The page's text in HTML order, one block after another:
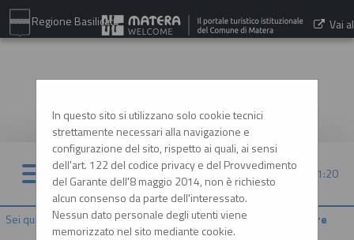
Regione Basilicata Vai al
06/08/2026 11:20
Sei qui: Home»Procedure d'appalto e contratti»Gare e procedure
In questo sito si utilizzano solo cookie tecnici
strettamente necessari alla navigazione e
configurazione del sito, rispetto ai quali, ai sensi
dell'art. 122 del codice privacy e del Provvedimento
del Garante dell'8 maggio 2014, non è richiesto
alcun consenso da parte dell'interessato.
Nessun dato personale degli utenti viene
memorizzato nel sito mediante cookie.